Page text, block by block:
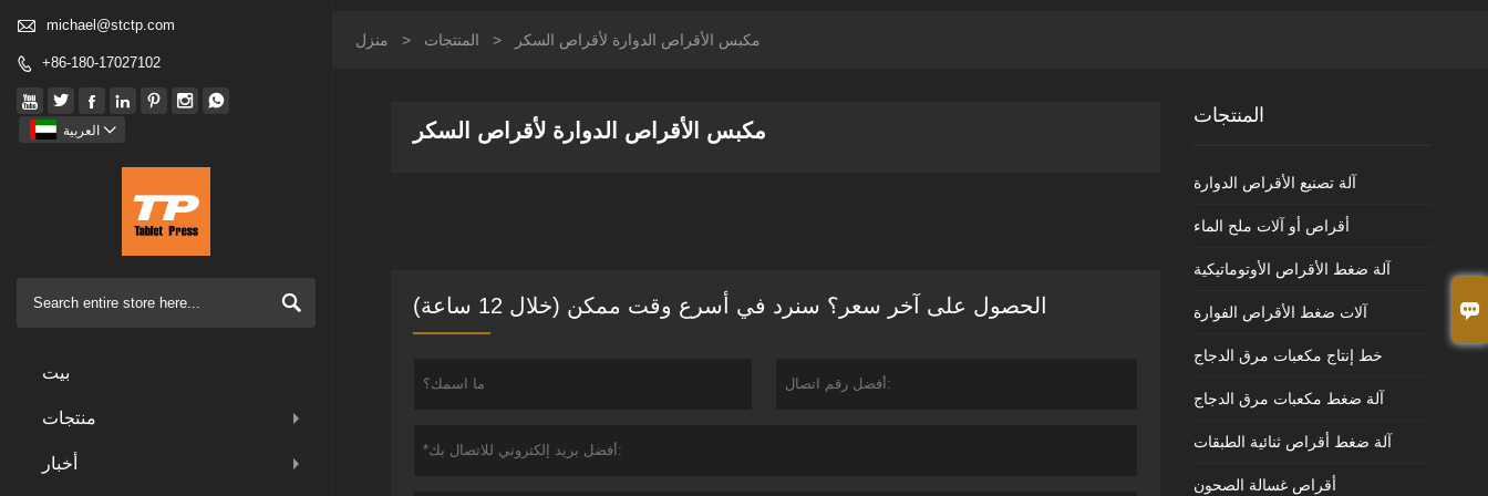

 michael@stctp.com
 +86-180-17027102
     

العربية


بيت
منتجات
أخبار
منزل > المنتجات > مكبس الأقراص الدوارة لأقراص السكر
مكبس الأقراص الدوارة لأقراص السكر
الحصول على آخر سعر؟ سنرد في أسرع وقت ممكن (خلال 12 ساعة)
المنتجات
آلة تصنيع الأقراص الدوارة
أقراص أو آلات ملح الماء
آلة ضغط الأقراص الأوتوماتيكية
آلات ضغط الأقراص الفوارة
خط إنتاج مكعبات مرق الدجاج
آلة ضغط مكعبات مرق الدجاج
آلة ضغط أقراص ثنائية الطبقات
أقراص غسالة الصحون